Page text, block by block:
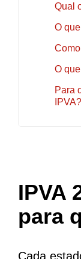
Qual
O
O
Para
IPVA?
IPVA
para
Cada